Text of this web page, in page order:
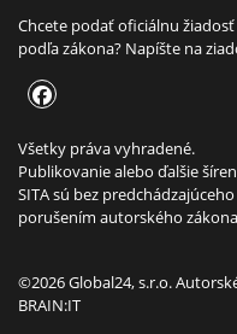
Chcete podať oficiálnu
podľa zákona? Napíšte na
Všetky práva vyhradené.
Publikovanie alebo ďalšie
SITA sú bez
porušením autorského
©2026 Global24, s.r.o.
BRAIN:IT